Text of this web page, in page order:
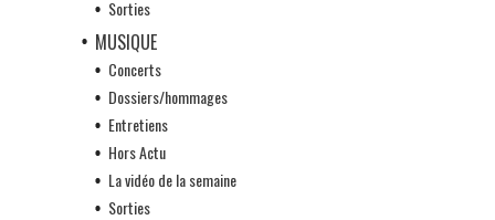
Sorties
MUSIQUE
Concerts
Dossiers/hommages
Entretiens
Hors Actu
La vidéo de la semaine
Sorties